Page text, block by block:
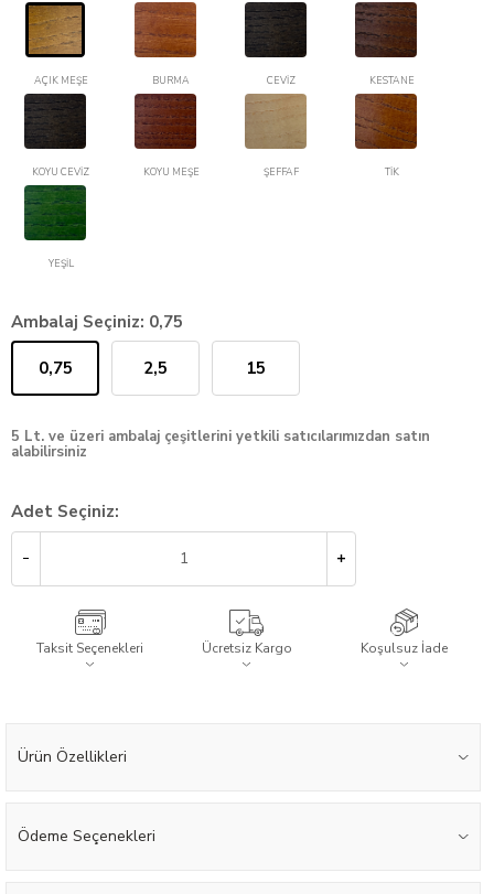
AÇIK MEŞE BURMA CEVİZ KESTANE
KOYU CEVİZ KOYU MEŞE ŞEFFAF TİK
YEŞİL
Ambalaj Seçiniz: 0,75
0,75 2,5 15
5 Lt. ve üzeri ambalaj çeşitlerini yetkili satıcılarımızdan satın
alabilirsiniz
Adet Seçiniz:
Taksit Seçenekleri Ücretsiz Kargo Koşulsuz İade
Ürün Özellikleri
Ödeme Seçenekleri